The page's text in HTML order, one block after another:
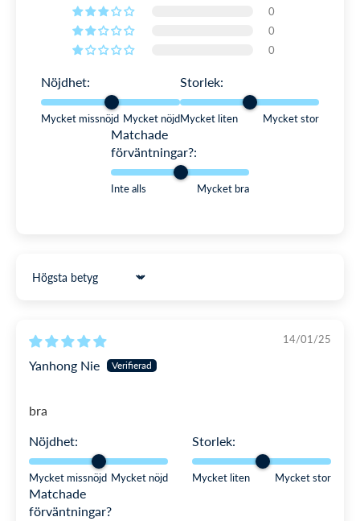
Under 'Hitta din storlek' kan du se riktiga personer med olika
storlekar av den här modellen, eller så är du välkommen att
ringa oss på
0
0
0
Nöjdhet:
Mycket missnöjd Mycket nöjd
Storlek:
Mycket liten Mycket stor
Matchade
förväntningar?:
Inte alls Mycket bra
Sort by
14/01/25
Yanhong Nie
bra
Nöjdhet:
Mycket missnöjd Mycket nöjd
Storlek:
Mycket liten Mycket stor
Matchade
förväntningar?